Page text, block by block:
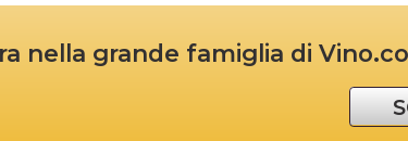
nella grande famiglia di